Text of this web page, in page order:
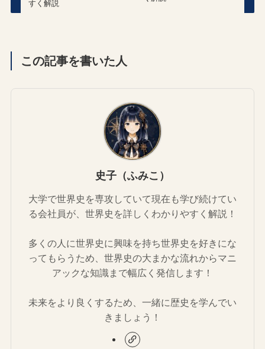
すく解説
この記事を書いた人
史子（ふみこ）
大学で世界史を専攻していて現在も学び続けてい
る会社員が、世界史を詳しくわかりやすく解説！
多くの人に世界史に興味を持ち世界史を好きにな
ってもらうため、世界史の大まかな流れからマニ
アックな知識まで幅広く発信します！
未来をより良くするため、一緒に歴史を学んでい
きましょう！